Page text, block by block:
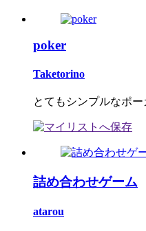
poker
Taketorino
とてもシンプルなポー
詰め合わせゲーム
atarou